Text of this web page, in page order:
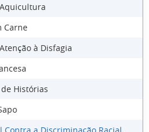
Carne
à Disfagia
Histórias